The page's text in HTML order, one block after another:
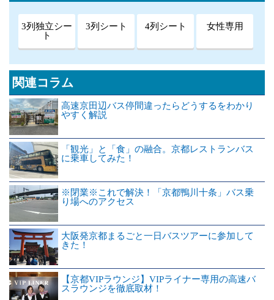
3列独立シー
ト
3列シート 4列シート 女性専用
関連コラム
高速京田辺バス停間違ったらどうするをわかり
やすく解説
「観光」と「食」の融合。京都レストランバス
に乗車してみた！
※閉業※これで解決！「京都鴨川十条」バス乗
り場へのアクセス
大阪発京都まるごと一日バスツアーに参加して
きた！
【京都VIPラウンジ】VIPライナー専用の高速バ
スラウンジを徹底取材！